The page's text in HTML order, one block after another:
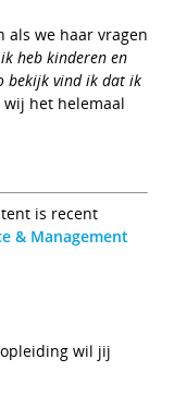
als we haar vragen
heb kinderen en
bekijk vind ik dat ik
het helemaal
is recent
& Management
opleiding wil jij